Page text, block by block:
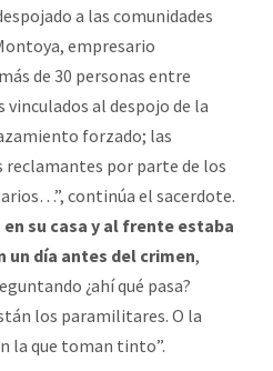
a las comunidades
empresario
de 30 personas entre
al despojo de la
forzado; las
reclamantes por parte de los
continúa el sacerdote.
su casa y al frente estaba
día antes del crimen,
¿ahí qué pasa?
los paramilitares. O la
la que toman tinto”.